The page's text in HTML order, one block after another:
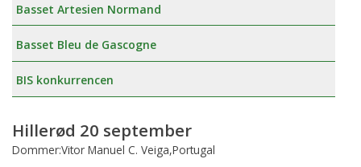
Basset Artesien Normand
Basset Bleu de Gascogne
BIS konkurrencen
Hillerød 20 september
Dommer:Vitor Manuel C. Veiga,Portugal